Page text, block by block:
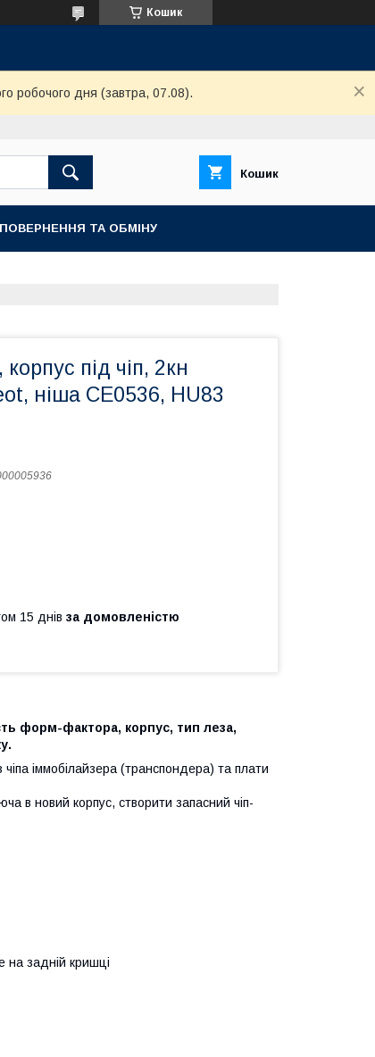
Кошик
робочого дня (завтра, 07.08).
Кошик
ТА ОБМІНУ
під чіп, 2кн
ніша CE0536, HU83
15 днів за домовленістю
форм-фактора, корпус, тип леза,
іммобілайзера (транспондера) та плати
в новий корпус, створити запасний чіп-
на задній кришці